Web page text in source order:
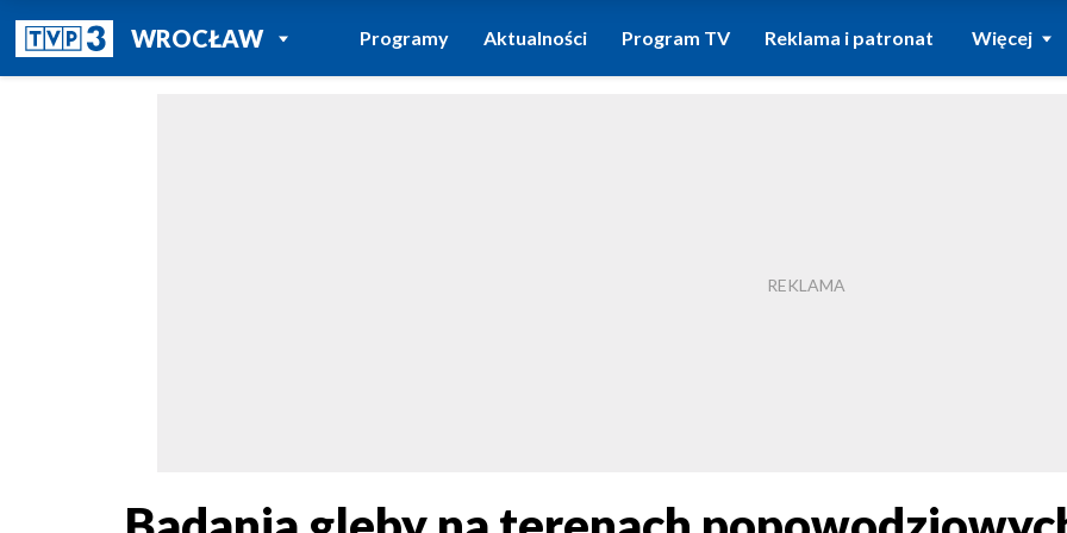
WROCŁAWPOWRÓT DO
TVP REGIONY
Programy Aktualności Program TV Reklama i patronat Więcej